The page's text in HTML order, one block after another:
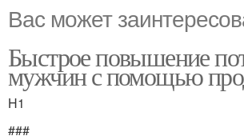
Вас может
Быстрое повышение
мужчин с помощью
H1
###